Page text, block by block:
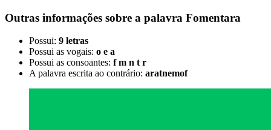
Outras informações sobre a palavra Fomentara
Possui: 9 letras
Possui as vogais: o e a
Possui as consoantes: f m n t r
A palavra escrita ao contrário: aratnemof